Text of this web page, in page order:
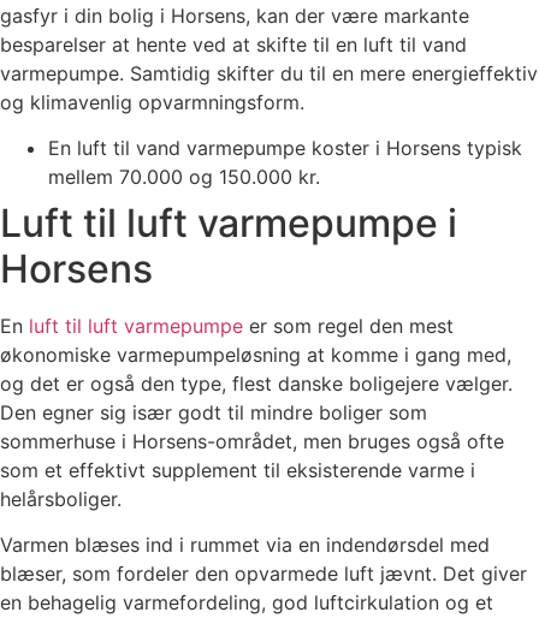
gasfyr i din bolig i Horsens, kan der være markante
besparelser at hente ved at skifte til en luft til vand
varmepumpe. Samtidig skifter du til en mere energieffektiv
og klimavenlig opvarmningsform.
En luft til vand varmepumpe koster i Horsens typisk
mellem 70.000 og 150.000 kr.
Luft til luft varmepumpe i
Horsens
En luft til luft varmepumpe er som regel den mest
økonomiske varmepumpeløsning at komme i gang med,
og det er også den type, flest danske boligejere vælger.
Den egner sig især godt til mindre boliger som
sommerhuse i Horsens-området, men bruges også ofte
som et effektivt supplement til eksisterende varme i
helårsboliger.
Varmen blæses ind i rummet via en indendørsdel med
blæser, som fordeler den opvarmede luft jævnt. Det giver
en behagelig varmefordeling, god luftcirkulation og et